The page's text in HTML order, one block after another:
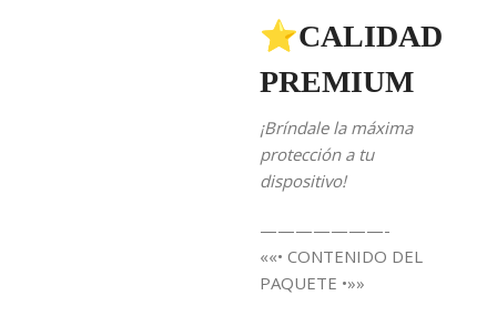
⭐CALIDAD
PREMIUM
¡Bríndale la máxima
protección a tu
dispositivo!
———————-
««• CONTENIDO DEL
PAQUETE •»»